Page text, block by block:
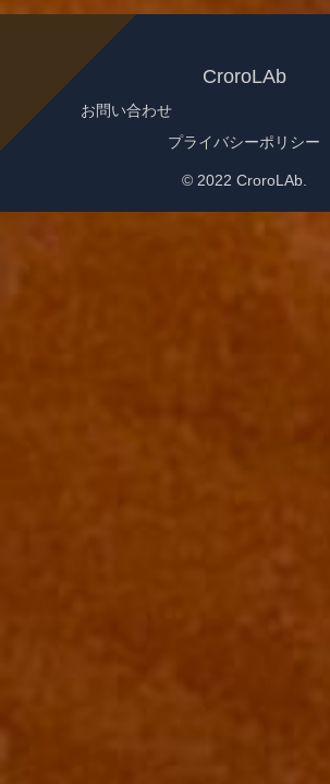
CroroLAb
お問い合わせ
プライバシーポリシー
© 2022 CroroLAb.